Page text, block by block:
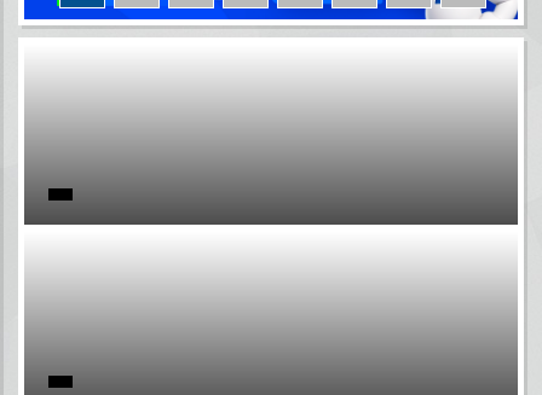
Por favor, aguarde...